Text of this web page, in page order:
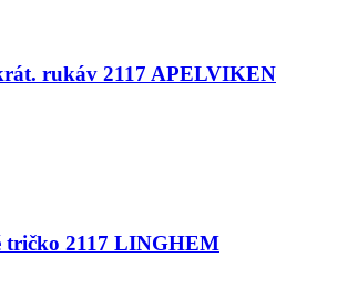
rukáv 2117 APELVIKEN
tričko 2117 LINGHEM